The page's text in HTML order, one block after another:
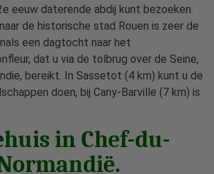
eeuw daterende abdij kunt bezoeken.
de historische stad Rouen is zeer de
een dagtocht naar het
dat u via de tolbrug over de Seine,
bereikt. In Sassetot (4 km) kunt u de
doen, bij Cany-Barville (7 km) is
in Chef-du-